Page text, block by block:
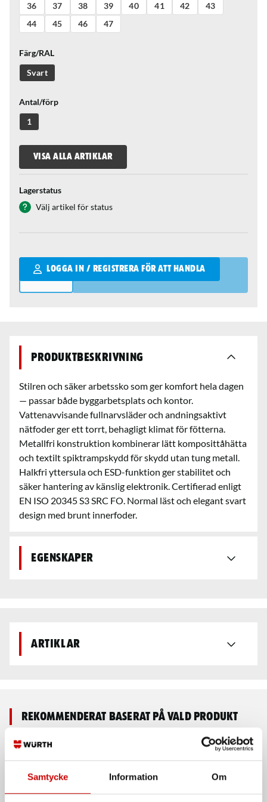
Samtycke Information Om
36
37 38 39 40 41 42
43
44
45 46 47
Färg/RAL
Svart
Antal/förp
1
VISA ALLA ARTIKLAR
Lagerstatus
Välj artikel för status
LOGGA IN / REGISTRERA FÖR ATT HANDLA
Qantity
Produktbeskrivning
Stilren och säker arbetssko som ger komfort hela dagen
— passar både byggarbetsplats och kontor.
Vattenavvisande fullnarvsläder och andningsaktivt
nätfoder ger ett torrt, behagligt klimat för fötterna.
Metallfri konstruktion kombinerar lätt komposittåhätta
och textilt spiktrampskydd för skydd utan tung metall.
Halkfri yttersula och ESD-funktion ger stabilitet och
säker hantering av känslig elektronik. Certifierad enligt
EN ISO 20345 S3 SRC FO. Normal läst och elegant svart
design med brunt innerfoder.
Egenskaper
Artiklar
Rekommenderat baserat på vald produkt